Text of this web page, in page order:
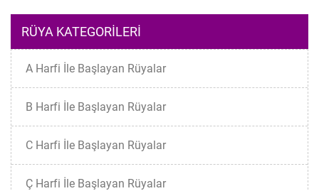
RÜYA KATEGORILERI
A Harfi İle Başlayan Rüyalar
B Harfi İle Başlayan Rüyalar
C Harfi İle Başlayan Rüyalar
Ç Harfi İle Başlayan Rüyalar